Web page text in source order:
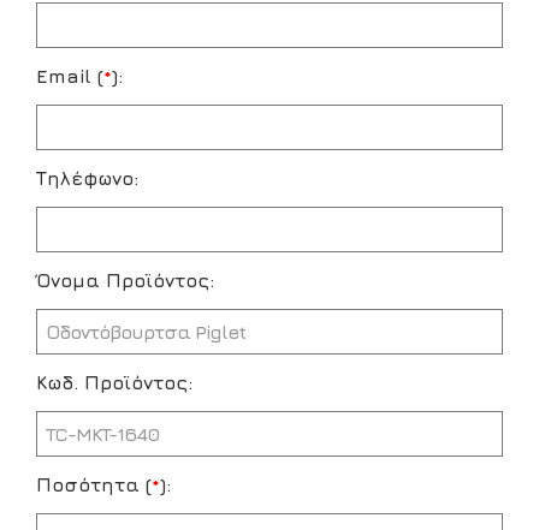
Email (*):
Τηλέφωνο:
Όνομα Προϊόντος:
Κωδ. Προϊόντος:
Ποσότητα (*):